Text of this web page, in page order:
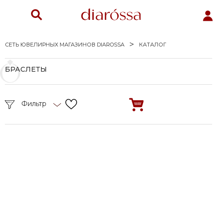
СЕТЬ ЮВЕЛИРНЫХ МАГАЗИНОВ DIAROSSA КАТАЛОГ
БРАСЛЕТЫ
Фильтр